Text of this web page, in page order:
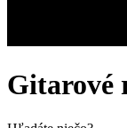
Gitarové